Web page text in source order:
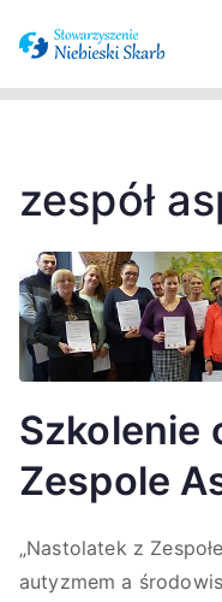
zespół
Szkolenie
Zespole
„Nastolatek z
autyzmem a